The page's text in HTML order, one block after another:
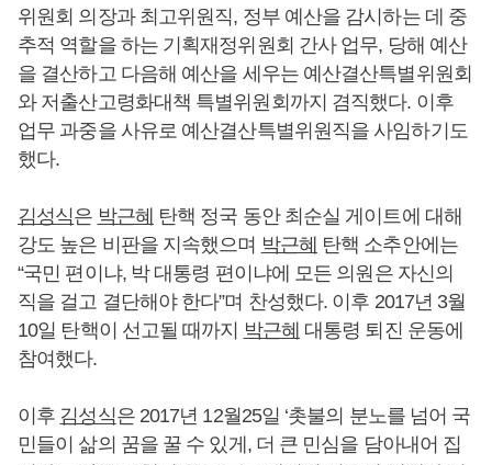
위원회 의장과 최고위원직, 정부 예산을 감시하는 데 중
추적 역할을 하는 기획재정위원회 간사 업무, 당해 예산
을 결산하고 다음해 예산을 세우는 예산결산특별위원회
와 저출산고령화대책 특별위원회까지 겸직했다. 이후
업무 과중을 사유로 예산결산특별위원직을 사임하기도
했다.
김성식은 박근혜 탄핵 정국 동안 최순실 게이트에 대해
강도 높은 비판을 지속했으며 박근혜 탄핵 소추안에는
“국민 편이냐, 박 대통령 편이냐에 모든 의원은 자신의
직을 걸고 결단해야 한다”며 찬성했다. 이후 2017년 3월
10일 탄핵이 선고될 때까지 박근혜 대통령 퇴진 운동에
참여했다.
이후 김성식은 2017년 12월25일 ‘촛불의 분노를 넘어 국
민들이 삶의 꿈을 꿀 수 있게, 더 큰 민심을 담아내어 집